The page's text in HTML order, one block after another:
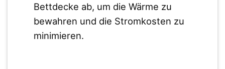
Bettdecke ab, um die Wärme zu
bewahren und die Stromkosten zu
minimieren.